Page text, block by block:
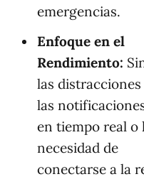
emergencias.
Enfoque en el
Rendimiento:
las distracciones
las
en tiempo real o
necesidad de
conectarse a la